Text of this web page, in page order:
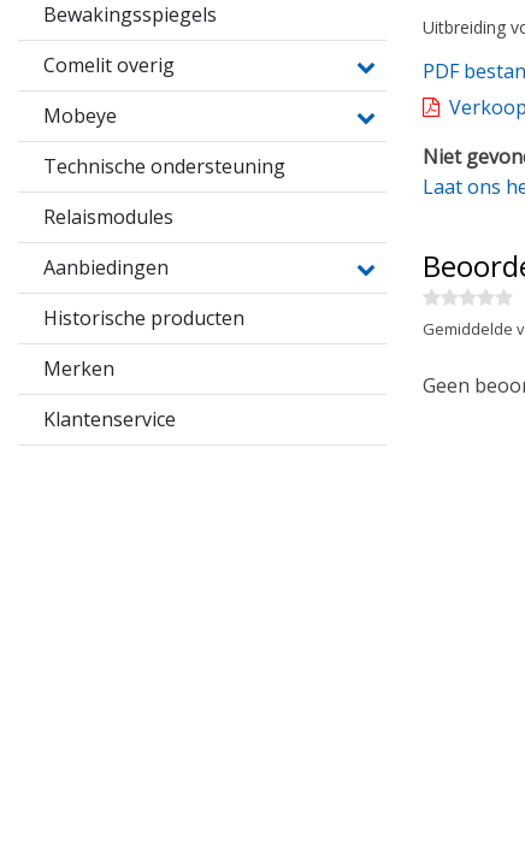
Bewakingsspiegels
Comelit overig
Mobeye
Technische ondersteuning
Relaismodules
Aanbiedingen
Historische producten
Merken
Klantenservice
Uitbreiding
PDF
Niet
Laat ons
Gemiddelde
Geen